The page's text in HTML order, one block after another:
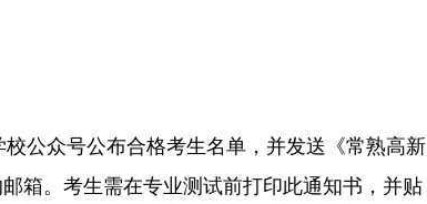
公众号公布合格考生名单，并发送《常熟高新
箱。考生需在专业测试前打印此通知书，并贴